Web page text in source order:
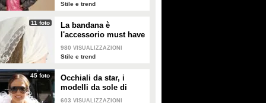
Stile e trend
11 foto
La bandana è
l'accessorio must have
dell'estate 2026: i
modelli di tendenza
980 VISUALIZZAZIONI
Stile e trend
45 foto
Occhiali da star, i
modelli da sole di
tendenza per l'estate
603 VISUALIZZAZIONI